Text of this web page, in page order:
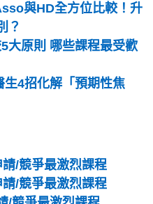
與HD全方位比較！升
？
大原則 哪些課程最受歡
4招化解「預期性焦
/競爭最激烈課程
/競爭最激烈課程